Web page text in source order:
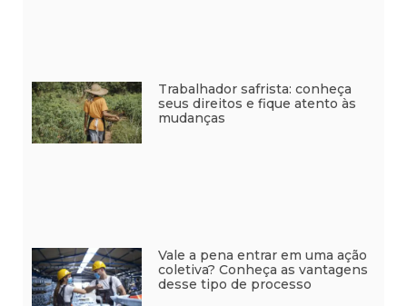
Trabalhador safrista: conheça
seus direitos e fique atento às
mudanças
Vale a pena entrar em uma ação
coletiva? Conheça as vantagens
desse tipo de processo